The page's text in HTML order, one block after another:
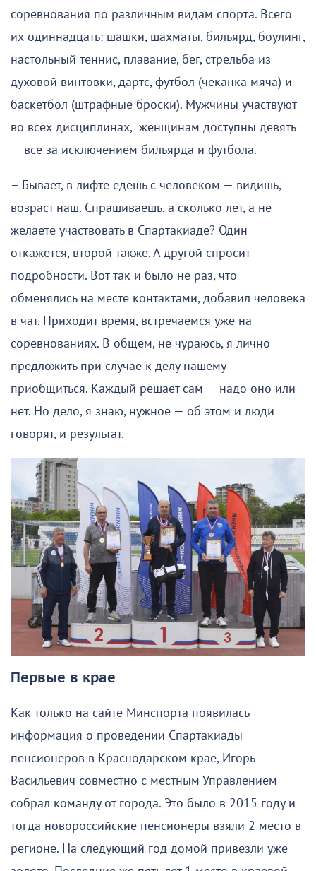
соревнования по различным видам спорта. Всего
их одиннадцать: шашки, шахматы, бильярд, боулинг,
настольный теннис, плавание, бег, стрельба из
духовой винтовки, дартс, футбол (чеканка мяча) и
баскетбол (штрафные броски). Мужчины участвуют
во всех дисциплинах, женщинам доступны девять
— все за исключением бильярда и футбола.
– Бывает, в лифте едешь с человеком — видишь,
возраст наш. Спрашиваешь, а сколько лет, а не
желаете участвовать в Спартакиаде? Один
откажется, второй также. А другой спросит
подробности. Вот так и было не раз, что
обменялись на месте контактами, добавил человека
в чат. Приходит время, встречаемся уже на
соревнованиях. В общем, не чураюсь, я лично
предложить при случае к делу нашему
приобщиться. Каждый решает сам — надо оно или
нет. Но дело, я знаю, нужное — об этом и люди
говорят, и результат.
Первые в крае
Как только на сайте Минспорта появилась
информация о проведении Спартакиады
пенсионеров в Краснодарском крае, Игорь
Васильевич совместно с местным Управлением
собрал команду от города. Это было в 2015 году и
тогда новороссийские пенсионеры взяли 2 место в
регионе. На следующий год домой привезли уже